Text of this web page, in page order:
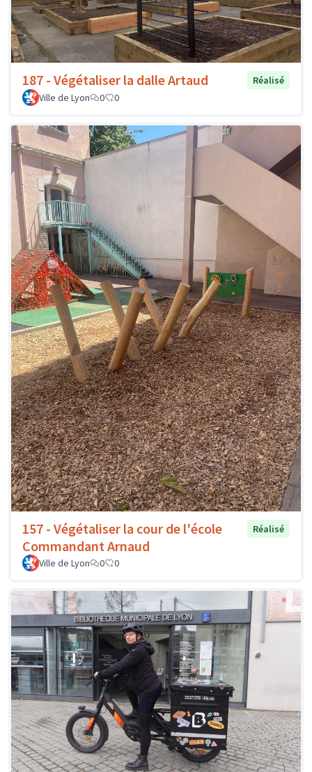
187 - Végétaliser la dalle Artaud
Réalisé
Ville de Lyon
0 0
157 - Végétaliser la cour de l'école
Commandant Arnaud
Réalisé
Ville de Lyon 0 0